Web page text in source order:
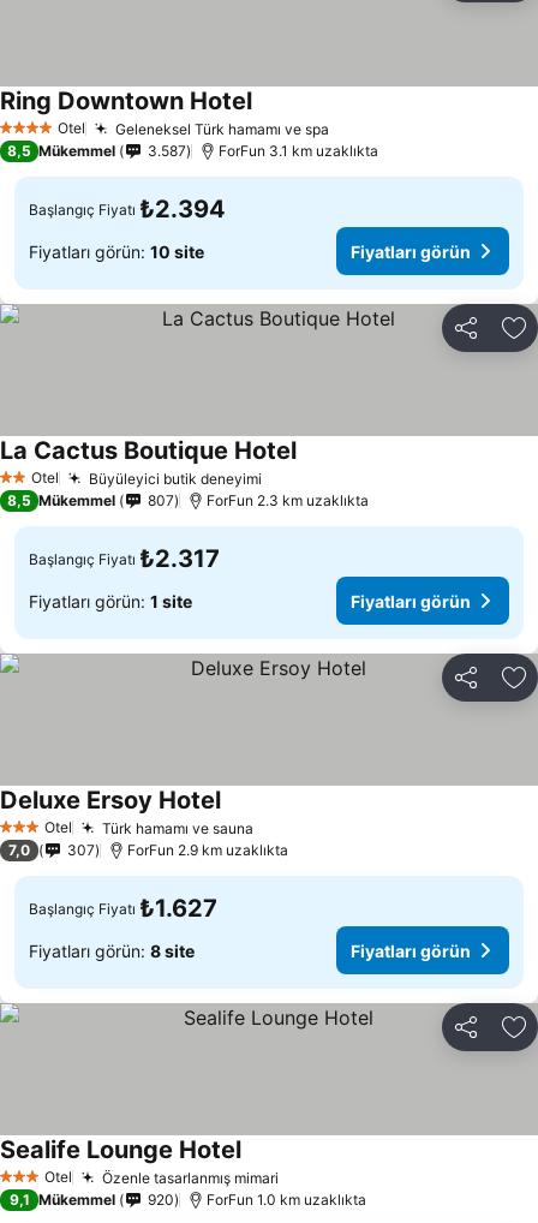
4 Yıldız Otel Geleneksel Türk hamamı ve spa
Ring Downtown HotelFiyatları görün
8,5 Mükemmel 3.587 ForFun 3.1 km uzaklıkta
Başlangıç Fiyatı ₺2.394
Fiyatları görün: 10 site Fiyatları görün
Paylaş
2 Yıldız
Otel Büyüleyici butik deneyimi
La Cactus Boutique HotelFiyatları görün
8,5 Mükemmel 807 ForFun 2.3 km uzaklıkta
Başlangıç Fiyatı ₺2.317
Fiyatları görün: 1 site Fiyatları görün
Paylaş
3 YıldızOtel Türk hamamı ve sauna
Deluxe Ersoy HotelFiyatları görün
7,0 307 ForFun 2.9 km uzaklıkta
Başlangıç Fiyatı ₺1.627
Fiyatları görün: 8 site Fiyatları görün
Paylaş
3 YıldızOtel Özenle tasarlanmış mimari
Sealife Lounge HotelFiyatları görün
9,1 Mükemmel 920 ForFun 1.0 km uzaklıkta